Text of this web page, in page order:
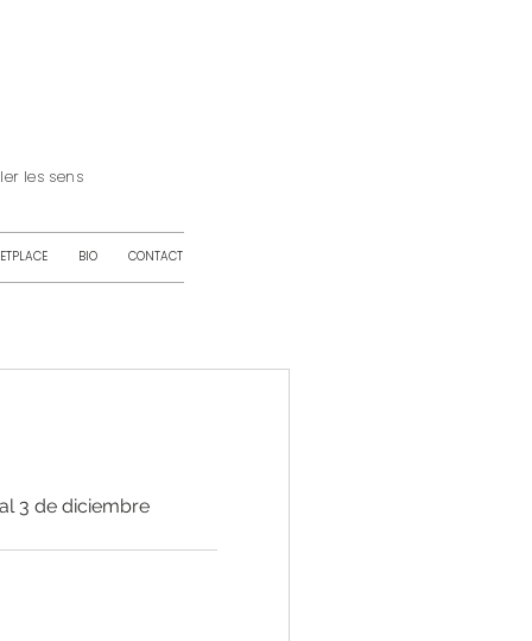
les sens
BIO CONTACT
3 de diciembre